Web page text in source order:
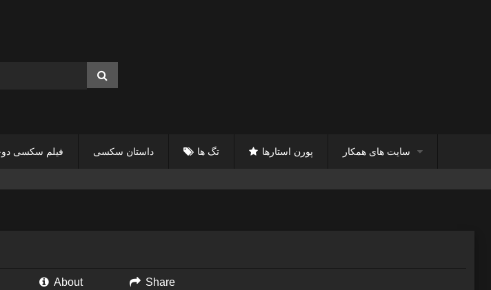
فیلم سکسی داستان سکسی تگ ها پورن استارها سایت های همکار
About Share